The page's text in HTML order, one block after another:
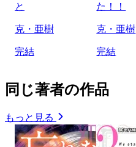
と
克・亜樹
完結
た！！
克・亜樹
完結
同じ著者の作品
もっと見る